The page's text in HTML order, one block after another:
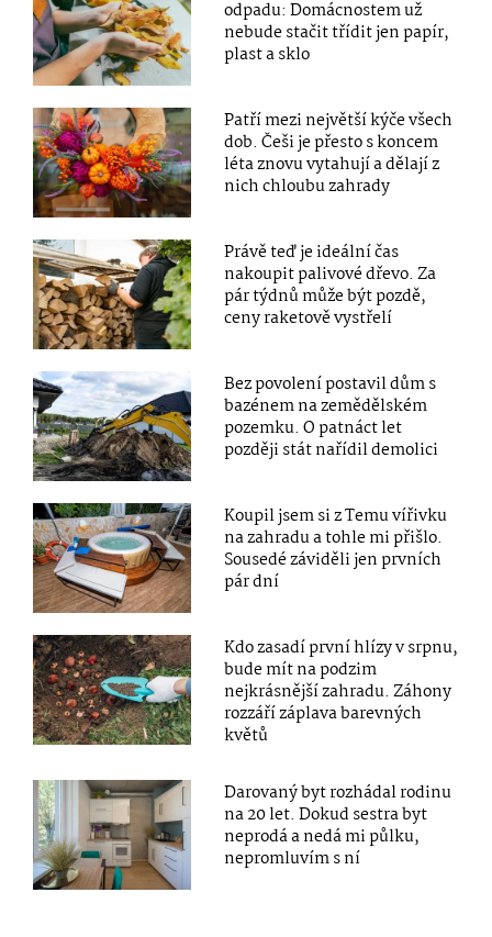
odpadu: Domácnostem už
nebude stačit třídit jen papír,
plast a sklo
Patří mezi největší kýče všech
dob. Češi je přesto s koncem
léta znovu vytahují a dělají z
nich chloubu zahrady
Právě teď je ideální čas
nakoupit palivové dřevo. Za
pár týdnů může být pozdě,
ceny raketově vystřelí
Bez povolení postavil dům s
bazénem na zemědělském
pozemku. O patnáct let
později stát nařídil demolici
Koupil jsem si z Temu vířivku
na zahradu a tohle mi přišlo.
Sousedé záviděli jen prvních
pár dní
Kdo zasadí první hlízy v srpnu,
bude mít na podzim
nejkrásnější zahradu. Záhony
rozzáří záplava barevných
květů
Darovaný byt rozhádal rodinu
na 20 let. Dokud sestra byt
neprodá a nedá mi půlku,
nepromluvím s ní